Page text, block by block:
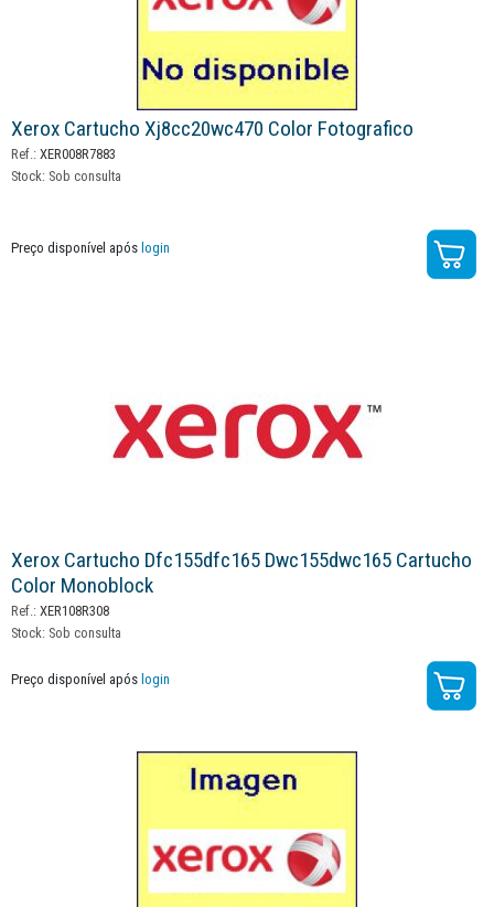
Xerox Cartucho Xj8cc20wc470 Color Fotografico
Ref.: XER008R7883
Stock: Sob consulta
Preço disponível após login
Xerox Cartucho Dfc155dfc165 Dwc155dwc165 Cartucho
Color Monoblock
Ref.: XER108R308
Stock: Sob consulta
Preço disponível após login